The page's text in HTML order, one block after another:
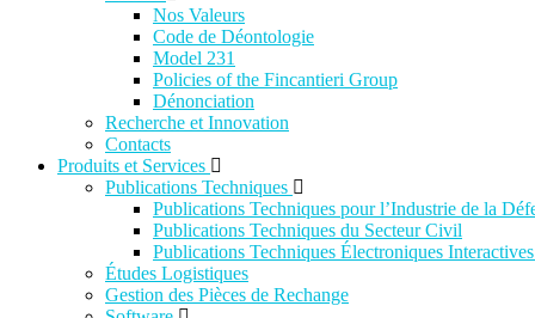
Nos Valeurs
Code de Déontologie
Model 231
Policies of the Fincantieri Group
Dénonciation
Recherche et Innovation
Contacts
Produits et Services
Publications Techniques
Publications Techniques pour l’Industrie de la
Publications Techniques du Secteur Civil
Publications Techniques Électroniques
Études Logistiques
Gestion des Pièces de Rechange